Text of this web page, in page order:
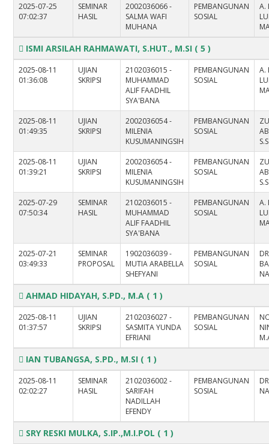
2025-07-25
07:02:37
SEMINAR
HASIL
2002036066 -
SALMA WAFI
MUHANA
PEMBANGUNAN
SOSIAL
A.
ISMI ARSILAH RAHMAWATI, S.HUT., M.SI ( 5 )
2025-08-11
01:36:08
UJIAN
SKRIPSI
2102036015 -
MUHAMMAD
ALIF FAADHIL
SYA'BANA
PEMBANGUNAN
SOSIAL
A.
2025-08-11
01:49:35
UJIAN
SKRIPSI
2002036054 -
MILENIA
KUSUMANINGSIH
PEMBANGUNAN
SOSIAL
2025-08-11
01:39:21
UJIAN
SKRIPSI
2002036054 -
MILENIA
KUSUMANINGSIH
PEMBANGUNAN
SOSIAL
2025-07-29
07:50:34
SEMINAR
HASIL
2102036015 -
MUHAMMAD
ALIF FAADHIL
SYA'BANA
PEMBANGUNAN
SOSIAL
A.
2025-07-21
03:49:33
SEMINAR
PROPOSAL
1902036039 -
MUTIA ARABELLA
SHEFYANI
PEMBANGUNAN
SOSIAL
AHMAD HIDAYAH, S.PD., M.A ( 1 )
2025-08-11
01:37:57
UJIAN
SKRIPSI
2102036027 -
SASMITA YUNDA
EFRIANI
PEMBANGUNAN
SOSIAL
IAN TUBANGSA, S.PD., M.SI ( 1 )
2025-08-11
02:02:27
SEMINAR
HASIL
2102036002 -
SARIFAH
NADILLAH
EFENDY
PEMBANGUNAN
SOSIAL
SRY RESKI MULKA, S.IP.,M.I.POL ( 1 )